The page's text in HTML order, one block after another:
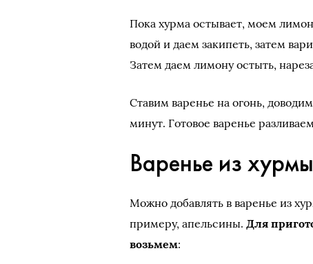
Пока хурма остывает, моем
водой и даем закипеть, затем
Затем даем лимону остыть,
Ставим варенье на огонь,
минут. Готовое варенье
Варенье из
Можно добавлять в варенье из
примеру, апельсины. Для
возьмем: